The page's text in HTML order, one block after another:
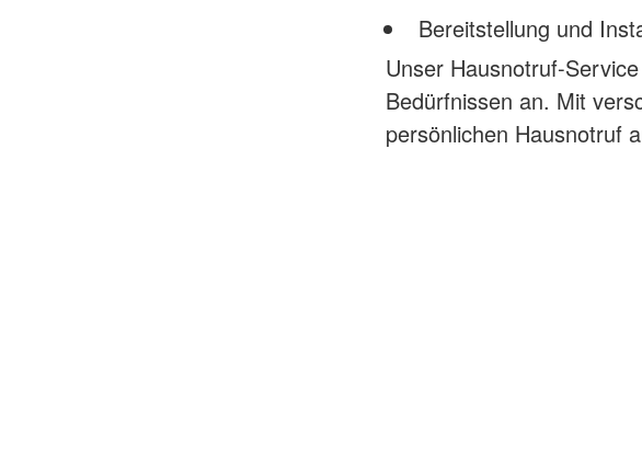
Bereitstellung und
Unser Hausnotruf-
Bedürfnissen an. Mit
persönlichen Hausnotruf